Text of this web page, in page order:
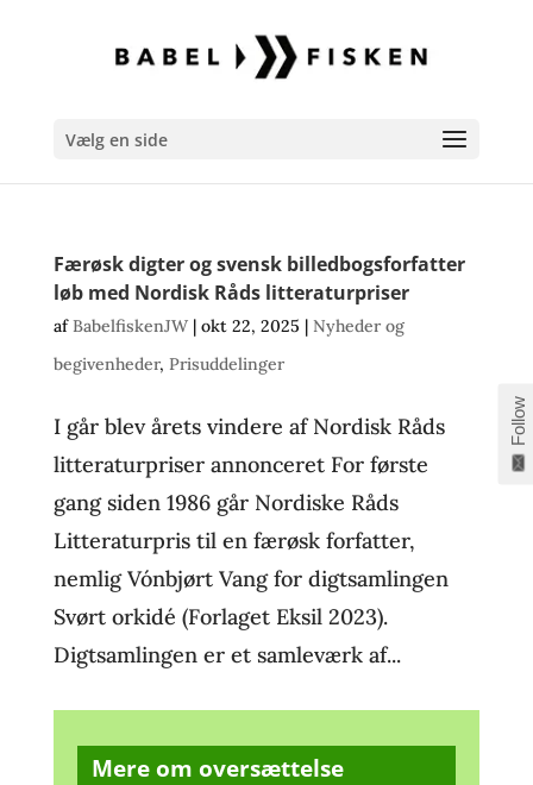
Vælg en side
Færøsk digter og svensk billedbogsforfatter
løb med Nordisk Råds litteraturpriser
afBabelfiskenJW| okt 22, 2025 | Nyheder og
begivenheder, Prisuddelinger
I går blev årets vindere af Nordisk Råds
litteraturpriser annonceret For første
gang siden 1986 går Nordiske Råds
Litteraturpris til en færøsk forfatter,
nemlig Vónbjørt Vang for digtsamlingen
Svørt orkidé (Forlaget Eksil 2023).
Digtsamlingen er et samleværk af...
Mere om oversættelse
Follow